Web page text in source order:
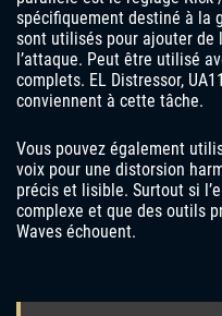
spécifiquement destiné à la
sont utilisés pour ajouter de
l’attaque. Peut être utilisé
complets. EL Distressor,
conviennent à cette tâche.
Vous pouvez également
voix pour une distorsion
précis et lisible. Surtout si
complexe et que des outils
Waves échouent.